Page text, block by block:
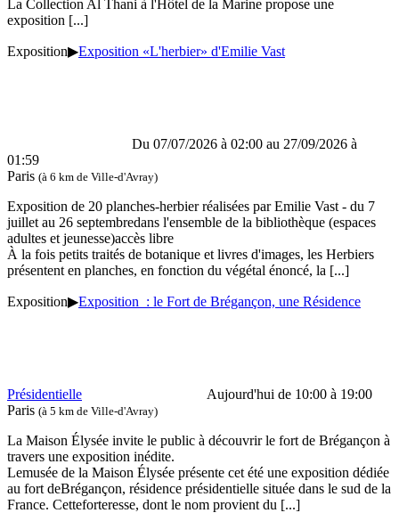
La Collection Al Thani à l'Hôtel de la Marine propose une
exposition [...]
Exposition▶Exposition «L'herbier» d'Emilie Vast
Du 07/07/2026 à 02:00 au 27/09/2026 à
01:59
Paris (à 6 km de Ville-d'Avray)
Exposition de 20 planches-herbier réalisées par Emilie Vast - du 7
juillet au 26 septembredans l'ensemble de la bibliothèque (espaces
adultes et jeunesse)accès libre
À la fois petits traités de botanique et livres d'images, les Herbiers
présentent en planches, en fonction du végétal énoncé, la [...]
Exposition▶Exposition : le Fort de Brégançon, une Résidence
Présidentielle
Aujourd'hui de 10:00 à 19:00
Paris (à 5 km de Ville-d'Avray)
La Maison Élysée invite le public à découvrir le fort de Brégançon à
travers une exposition inédite.
Lemusée de la Maison Élysée présente cet été une exposition dédiée
au fort deBrégançon, résidence présidentielle située dans le sud de la
France. Cetteforteresse, dont le nom provient du [...]